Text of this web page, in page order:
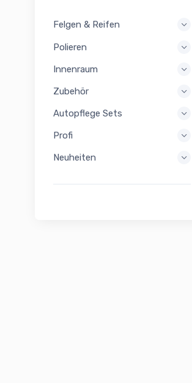
Felgen & Reifen
Polieren
Innenraum
Zubehör
Autopflege Sets
Profi
Neuheiten